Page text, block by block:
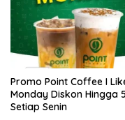
Promo Point Coffee I
Monday Diskon Hingga
Setiap Senin